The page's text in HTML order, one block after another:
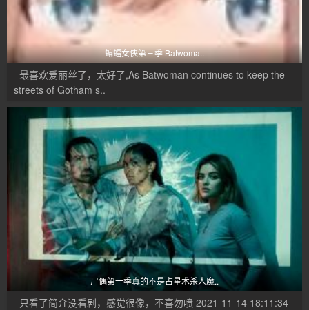
蝙蝠女侠第三季 Batwoma..
最喜欢爱丽丝了，太好了,As Batwoman continues to keep the
streets of Gotham s..
尸偶第一季真的不是占星术杀人魔..
只看了简介没看剧，感觉很像，不喜勿喷 2021-11-14 18:11:34